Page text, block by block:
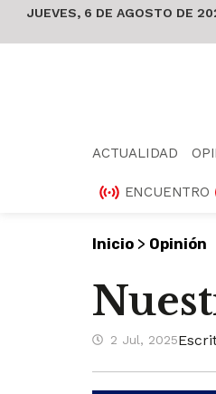
JUEVES, 6 DE AGOSTO DE
ACTUALIDAD
ENCUENTRO
Inicio > Opinión
2 Jul, 2025